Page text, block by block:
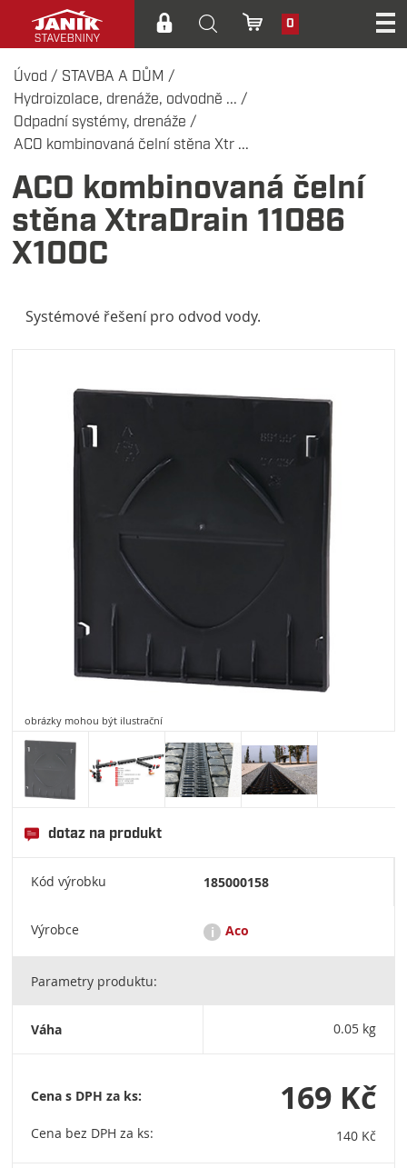
0
Úvod / STAVBA A DŮM /
Hydroizolace, drenáže, odvodně ... /
Odpadní systémy, drenáže /
ACO kombinovaná čelní stěna Xtr ...
ACO kombinovaná čelní
stěna XtraDrain 11086
X100C
Systémové řešení pro odvod vody.
obrázky mohou být ilustrační
dotaz na produkt
Kód výrobku 185000158
Výrobce i Aco
V českém prostředí je nejznámější skupina ACO, globální lídr v
ropných látek či sklepních světlíků. V České republice má silné
Parametry produktu:
Váha 0.05 kg
Cena s DPH za ks:
Cena bez DPH za ks:
169 Kč
140 Kč